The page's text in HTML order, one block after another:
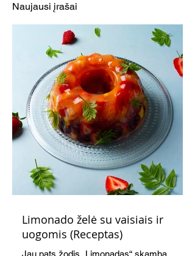
(Receptas)
Naujausi įrašai
Limonado želė su vaisiais ir
uogomis (Receptas)